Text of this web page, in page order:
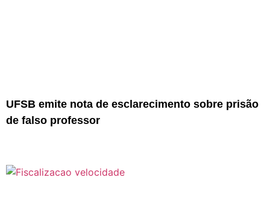
UFSB emite nota de esclarecimento sobre prisão
de falso professor